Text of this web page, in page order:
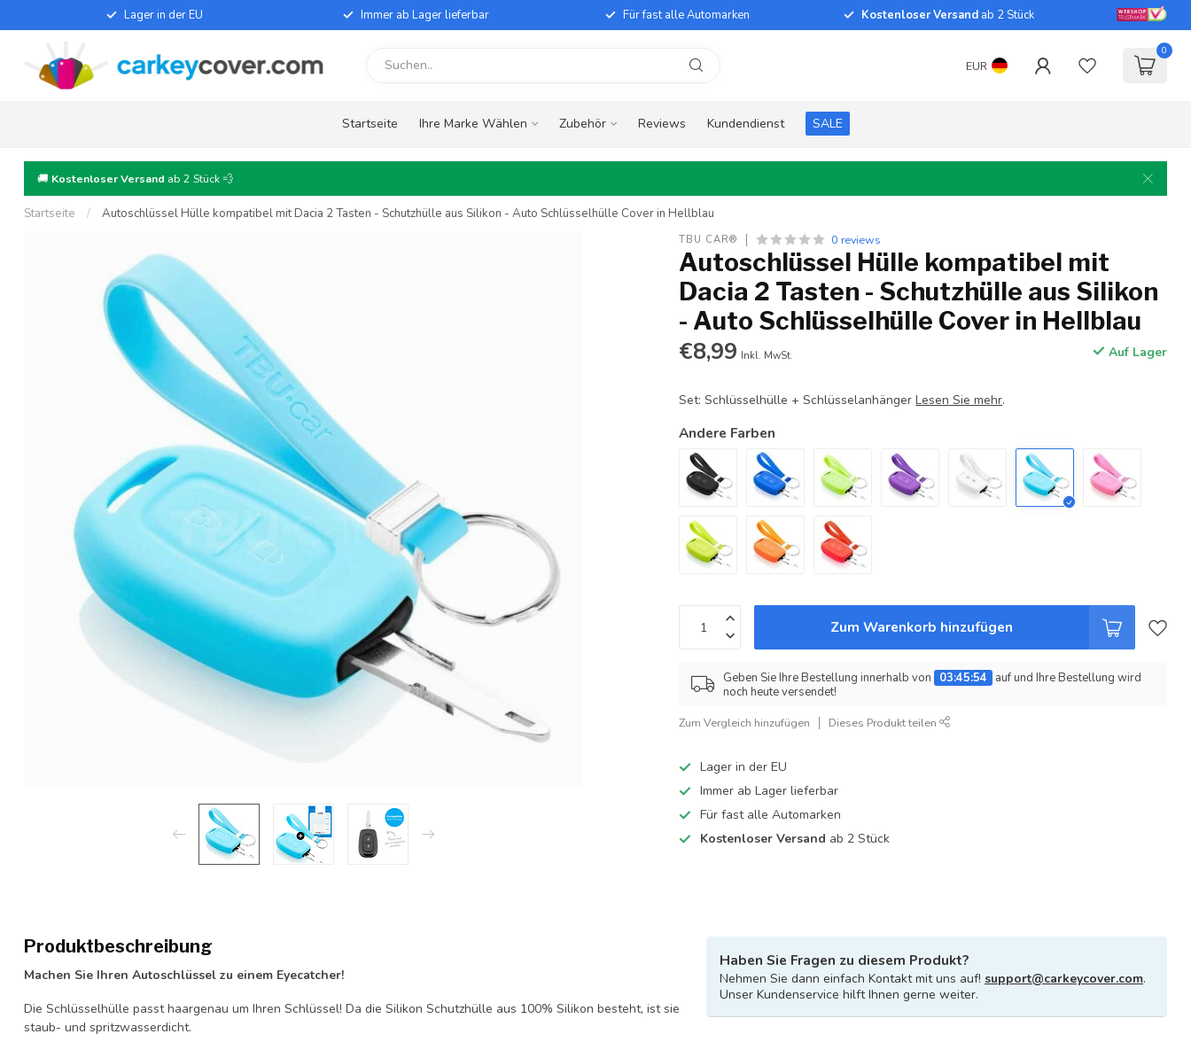
Lager in der EU Immer ab Lager lieferbar Für fast alle Automarken Kostenloser Versand ab 2 Stück
EUR
0
Startseite Ihre Marke Wählen Zubehör Reviews Kundendienst SALE
🚚 Kostenloser Versand ab 2 Stück 💨
Startseite / Autoschlüssel Hülle kompatibel mit Dacia 2 Tasten - Schutzhülle aus Silikon - Auto Schlüsselhülle Cover in Hellblau
TBU CAR® 0 reviews
Autoschlüssel Hülle kompatibel mit
Dacia 2 Tasten - Schutzhülle aus Silikon
- Auto Schlüsselhülle Cover in Hellblau
€8,99 Inkl. MwSt. Auf Lager
Set: Schlüsselhülle + SchlüsselanhängerLesen Sie mehr.
Andere Farben
Zum Warenkorb hinzufügen
Geben Sie Ihre Bestellung innerhalb von 03:45:53
auf und Ihre Bestellung wird
noch heute versendet!
Zum Vergleich hinzufügen Dieses Produkt teilen
Lager in der EU
Immer ab Lager lieferbar
Für fast alle Automarken
Kostenloser Versand ab 2 Stück
Produktbeschreibung
Machen Sie Ihren Autoschlüssel zu einem Eyecatcher!
Die Schlüsselhülle passt haargenau um Ihren Schlüssel! Da die Silikon Schutzhülle aus 100% Silikon besteht, ist sie
staub- und spritzwasserdicht.
Haben Sie Fragen zu diesem Produkt?
Nehmen Sie dann einfach Kontakt mit uns auf! support@carkeycover.com.
Unser Kundenservice hilft Ihnen gerne weiter.